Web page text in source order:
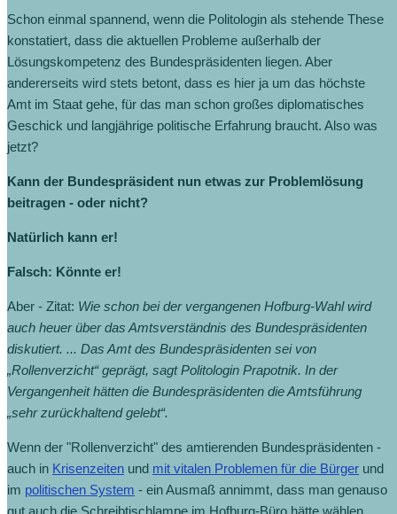
Schon einmal spannend, wenn die Politologin als stehende These
konstatiert, dass die aktuellen Probleme außerhalb der
Lösungskompetenz des Bundespräsidenten liegen. Aber
andererseits wird stets betont, dass es hier ja um das höchste
Amt im Staat gehe, für das man schon großes diplomatisches
Geschick und langjährige politische Erfahrung braucht. Also was
jetzt?
Kann der Bundespräsident nun etwas zur Problemlösung
beitragen - oder nicht?
Natürlich kann er!
Falsch: Könnte er!
Aber - Zitat: Wie schon bei der vergangenen Hofburg-Wahl wird
auch heuer über das Amtsverständnis des Bundespräsidenten
diskutiert. ... Das Amt des Bundespräsidenten sei von
„Rollenverzicht“ geprägt, sagt Politologin Prapotnik. In der
Vergangenheit hätten die Bundespräsidenten die Amtsführung
„sehr zurückhaltend gelebt“.
Wenn der "Rollenverzicht" des amtierenden Bundespräsidenten -
auch in Krisenzeiten und mit vitalen Problemen für die Bürger und
im politischen System - ein Ausmaß annimmt, dass man genauso
gut auch die Schreibtischlampe im Hofburg-Büro hätte wählen